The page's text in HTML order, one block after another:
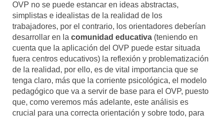
OVP no se puede estancar en ideas abstractas,
simplistas e idealistas de la realidad de los
trabajadores, por el contrario, los orientadores deberían
desarrollar en la comunidad educativa (teniendo en
cuenta que la aplicación del OVP puede estar situada
fuera centros educativos) la reflexión y problematización
de la realidad, por ello, es de vital importancia que se
tenga claro, más que la corriente psicológica, el modelo
pedagógico que va a servir de base para el OVP, puesto
que, como veremos más adelante, este análisis es
crucial para una correcta orientación y sobre todo, para